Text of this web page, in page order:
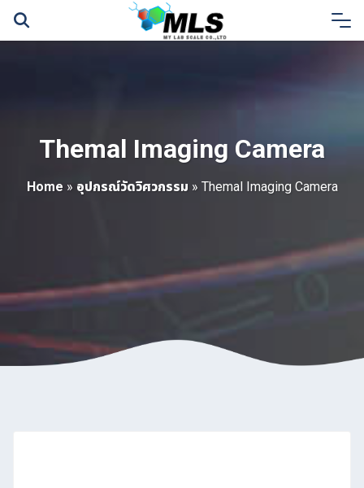
Skip
Themal Imaging Camera
Home » อุปกรณ์วัดวิศวกรรม » Themal Imaging Camera